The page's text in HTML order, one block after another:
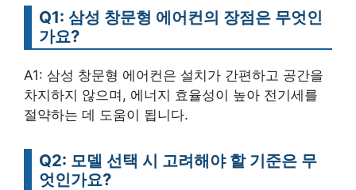
Q1: 삼성 창문형 에어컨의 장점은 무엇인
가요?
A1: 삼성 창문형 에어컨은 설치가 간편하고 공간을
차지하지 않으며, 에너지 효율성이 높아 전기세를
절약하는 데 도움이 됩니다.
Q2: 모델 선택 시 고려해야 할 기준은 무
엇인가요?